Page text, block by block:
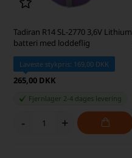
Tadiran R14 SL-2770 3,6V Lithium
batteri med loddeflig
Laveste stykpris: 169,00 DKK
265,00 DKK
Fjernlager 2-4 dages levering
- +